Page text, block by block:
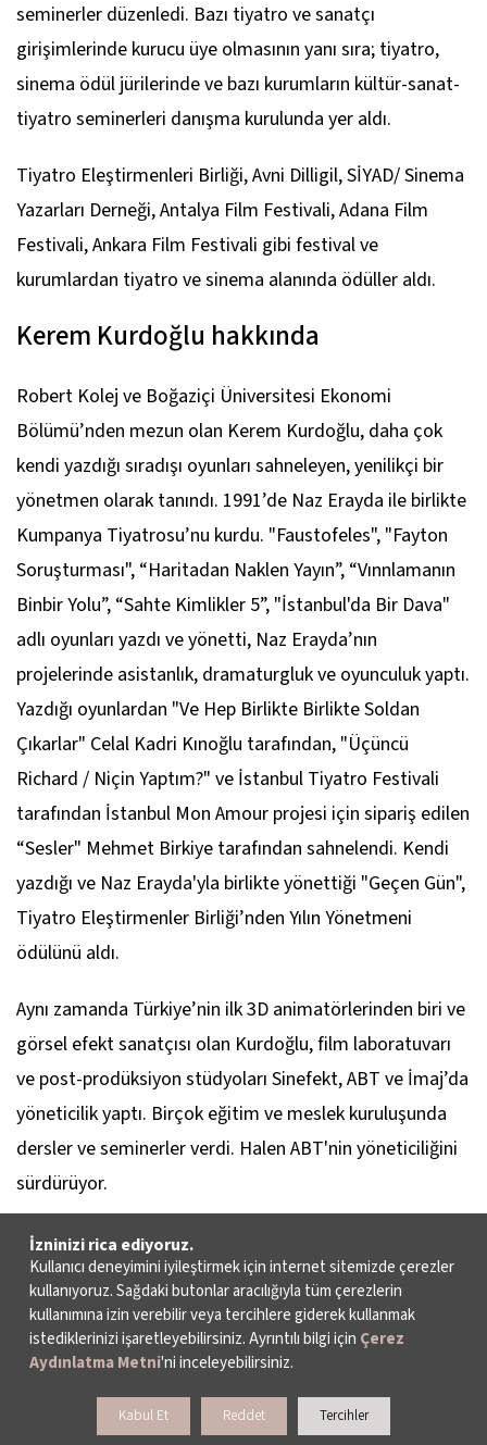
seminerler düzenledi. Bazı tiyatro ve sanatçı
girişimlerinde kurucu üye olmasının yanı sıra; tiyatro,
sinema ödül jürilerinde ve bazı kurumların kültür-sanat-
tiyatro seminerleri danışma kurulunda yer aldı.
Tiyatro Eleştirmenleri Birliği, Avni Dilligil, SİYAD/ Sinema
Yazarları Derneği, Antalya Film Festivali, Adana Film
Festivali, Ankara Film Festivali gibi festival ve
kurumlardan tiyatro ve sinema alanında ödüller aldı.
Kerem Kurdoğlu hakkında
Robert Kolej ve Boğaziçi Üniversitesi Ekonomi
Bölümü’nden mezun olan Kerem Kurdoğlu, daha çok
kendi yazdığı sıradışı oyunları sahneleyen, yenilikçi bir
yönetmen olarak tanındı. 1991’de Naz Erayda ile birlikte
Kumpanya Tiyatrosu’nu kurdu. "Faustofeles", "Fayton
Soruşturması", “Haritadan Naklen Yayın”, “Vınnlamanın
Binbir Yolu”, “Sahte Kimlikler 5”, "İstanbul'da Bir Dava"
adlı oyunları yazdı ve yönetti, Naz Erayda’nın
projelerinde asistanlık, dramaturgluk ve oyunculuk yaptı.
Yazdığı oyunlardan "Ve Hep Birlikte Birlikte Soldan
Çıkarlar" Celal Kadri Kınoğlu tarafından, "Üçüncü
Richard / Niçin Yaptım?" ve İstanbul Tiyatro Festivali
tarafından İstanbul Mon Amour projesi için sipariş edilen
“Sesler" Mehmet Birkiye tarafından sahnelendi. Kendi
yazdığı ve Naz Erayda'yla birlikte yönettiği "Geçen Gün",
Tiyatro Eleştirmenler Birliği’nden Yılın Yönetmeni
ödülünü aldı.
Aynı zamanda Türkiye’nin ilk 3D animatörlerinden biri ve
görsel efekt sanatçısı olan Kurdoğlu, film laboratuvarı
ve post-prodüksiyon stüdyoları Sinefekt, ABT ve İmaj’da
yöneticilik yaptı. Birçok eğitim ve meslek kuruluşunda
dersler ve seminerler verdi. Halen ABT'nin yöneticiliğini
sürdürüyor.
İstanbul Tiyatro Festivali ekibi
Festival çalışmaları İstanbul Tiyatro Festivali Yöneticisi
Handan Uzal Dündar’ın önderliğinde Operasyon
Koordinatörü Ferhat Asniya ve Festival Sorumlusu
Defne Epikmen ile birlikte yürütülüyor.
İzninizi rica ediyoruz.
Kullanıcı deneyimini iyileştirmek için internet sitemizde çerezler
kullanıyoruz. Sağdaki butonlar aracılığıyla tüm çerezlerin
kullanımına izin verebilir veya tercihlere giderek kullanmak
istediklerinizi işaretleyebilirsiniz. Ayrıntılı bilgi için Çerez
Aydınlatma Metni'ni inceleyebilirsiniz.
Kabul Et Reddet Tercihler